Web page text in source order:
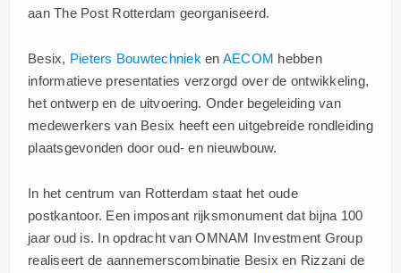
aan The Post Rotterdam georganiseerd.
Besix, Pieters Bouwtechniek en AECOM hebben
informatieve presentaties verzorgd over de ontwikkeling,
het ontwerp en de uitvoering. Onder begeleiding van
medewerkers van Besix heeft een uitgebreide rondleiding
plaatsgevonden door oud- en nieuwbouw.
In het centrum van Rotterdam staat het oude
postkantoor. Een imposant rijksmonument dat bijna 100
jaar oud is. In opdracht van OMNAM Investment Group
realiseert de aannemerscombinatie Besix en Rizzani de